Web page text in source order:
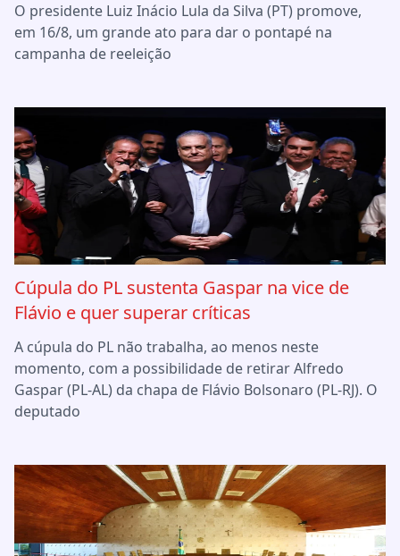
O presidente Luiz Inácio Lula da Silva (PT) promove,
em 16/8, um grande ato para dar o pontapé na
campanha de reeleição
Cúpula do PL sustenta Gaspar na vice de
Flávio e quer superar críticas
A cúpula do PL não trabalha, ao menos neste
momento, com a possibilidade de retirar Alfredo
Gaspar (PL-AL) da chapa de Flávio Bolsonaro (PL-RJ). O
deputado